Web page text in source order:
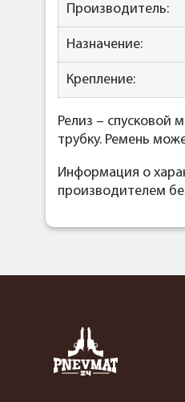
Производитель:
Назначение:
Крепление:
Релиз – спусковой
трубку. Ремень
Информация о
производителем